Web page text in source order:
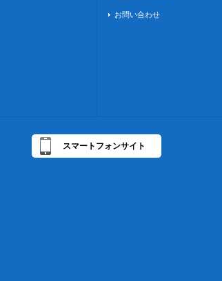
お問い合わせ
スマートフォンサイト